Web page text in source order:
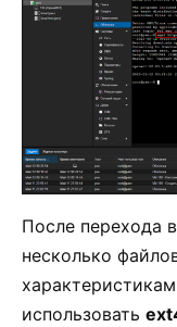
После перехода
несколько
использовать